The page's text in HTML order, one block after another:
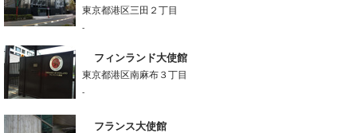
東京都港区三田２丁目
-
フィンランド大使館
東京都港区南麻布３丁目
-
フランス大使館